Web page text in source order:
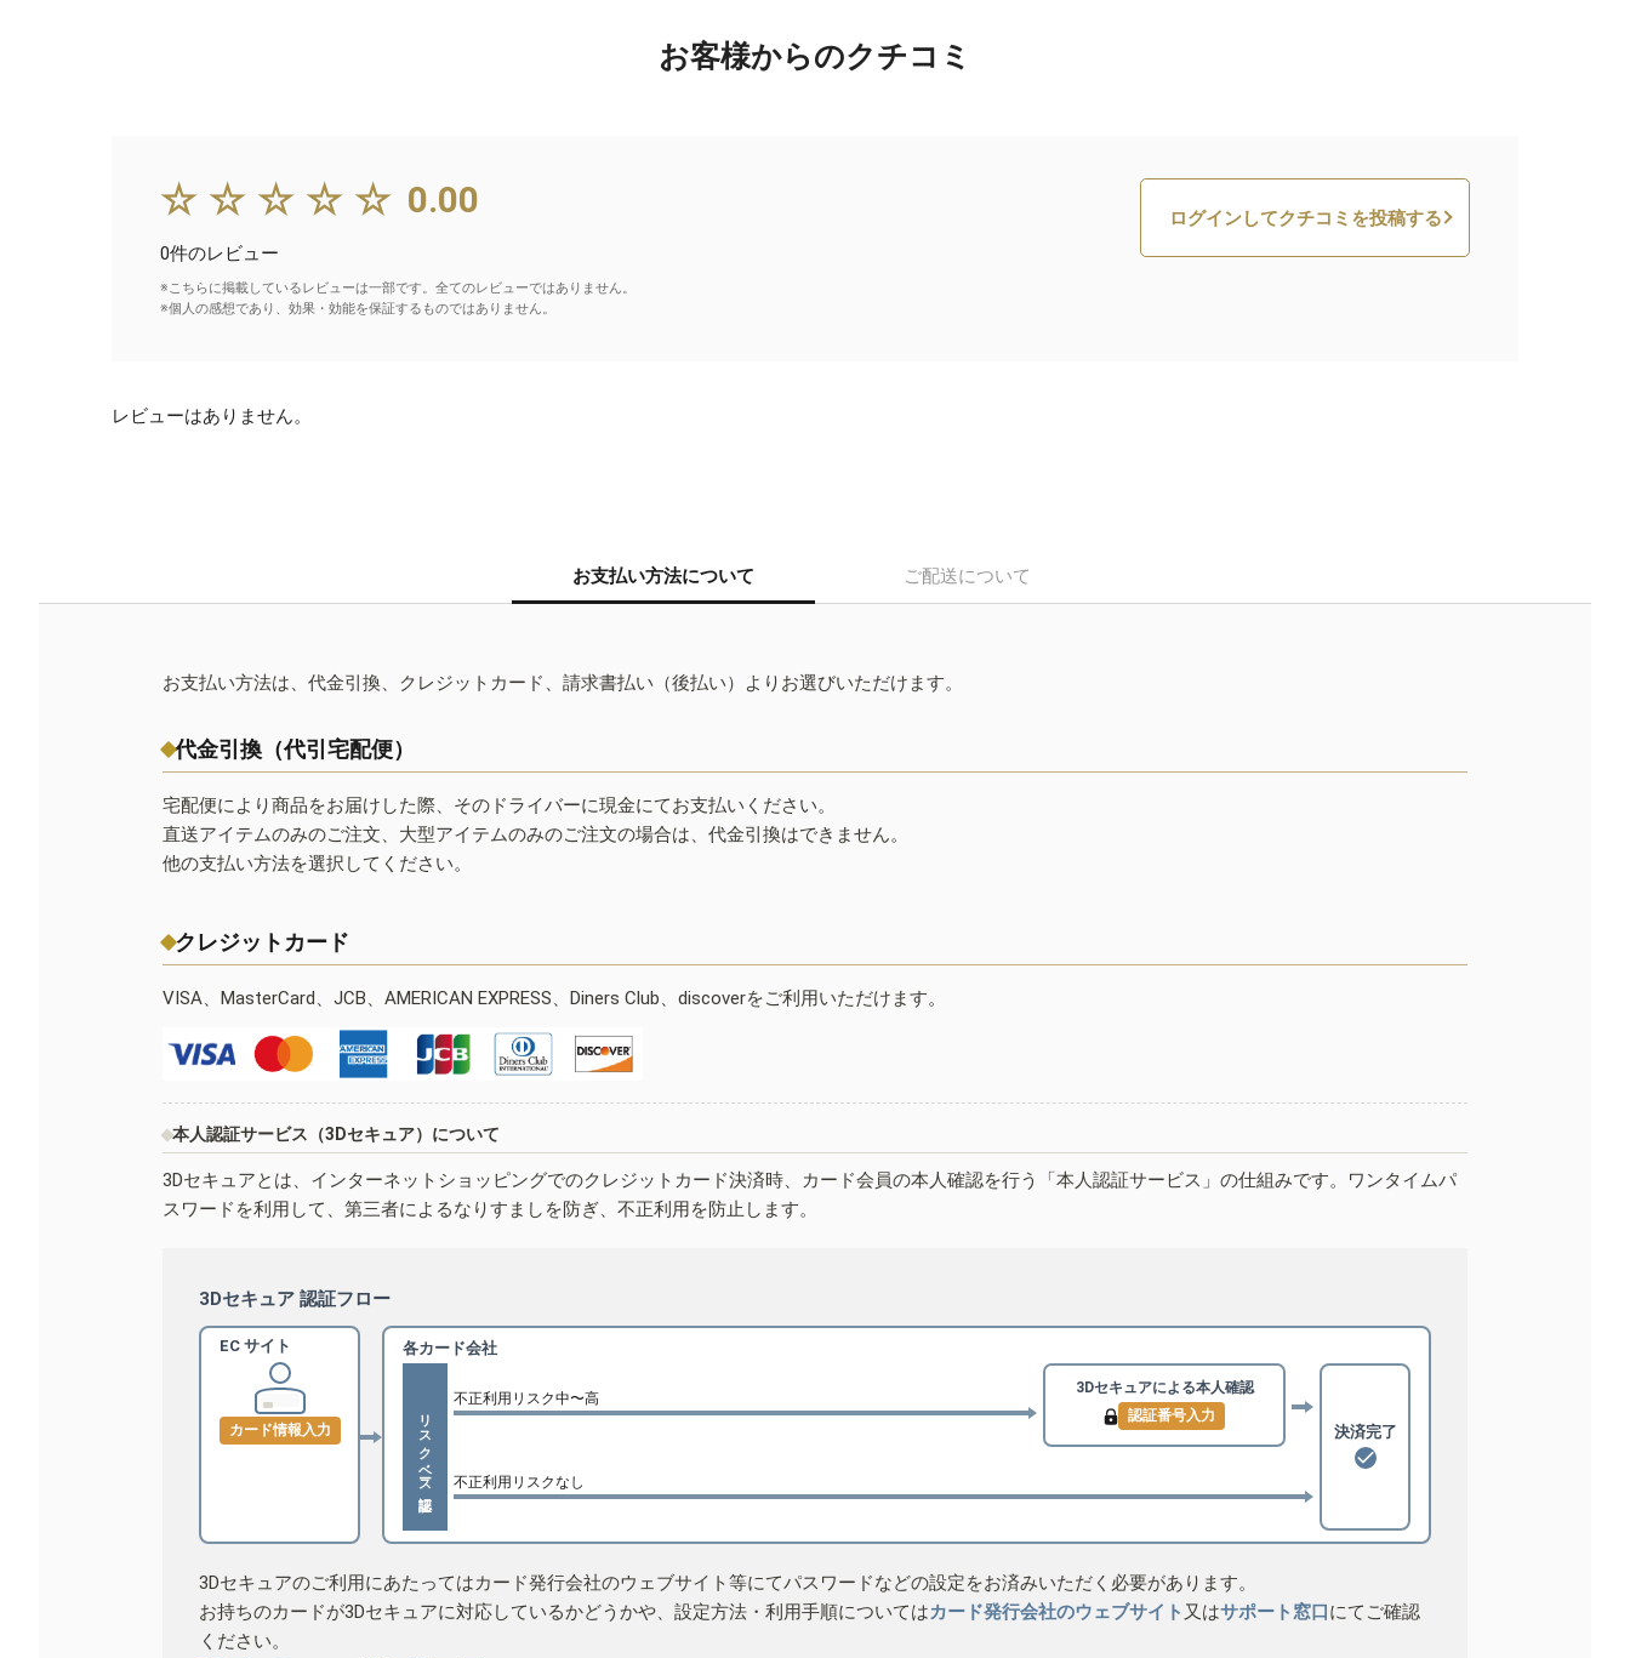
お客様からのクチコミ
☆☆☆☆☆ 0.00
0件のレビュー
※こちらに掲載しているレビューは一部です。全てのレビューではありません。
※個人の感想であり、効果・効能を保証するものではありません。
ログインしてクチコミを投稿する
レビューはありません。
お支払い方法について ご配送について
お支払い方法は、代金引換、クレジットカード、請求書払い（後払い）よりお選びいただけます。
代金引換（代引宅配便）
宅配便により商品をお届けした際、そのドライバーに現金にてお支払いください。
直送アイテムのみのご注文、大型アイテムのみのご注文の場合は、代金引換はできません。
他の支払い方法を選択してください。
クレジットカード
VISA、MasterCard、JCB、AMERICAN EXPRESS、Diners Club、discoverをご利用いただけます。
本人認証サービス（3Dセキュア）について
3Dセキュアとは、インターネットショッピングでのクレジットカード決済時、カード会員の本人確認を行う「本人認証サービス」の仕組みです。ワンタイムパ
スワードを利用して、第三者によるなりすましを防ぎ、不正利用を防止します。
3Dセキュア 認証フロー
EC サイト
カード情報入力
各カード会社
リスクベース認証
不正利用リスク中〜高
3Dセキュアによる本人確認
認証番号入力
不正利用リスクなし
決済完了
3Dセキュアのご利用にあたってはカード発行会社のウェブサイト等にてパスワードなどの設定をお済みいただく必要があります。
お持ちのカードが3Dセキュアに対応しているかどうかや、設定方法・利用手順についてはカード発行会社のウェブサイト 又はサポート窓口にてご確認
ください。